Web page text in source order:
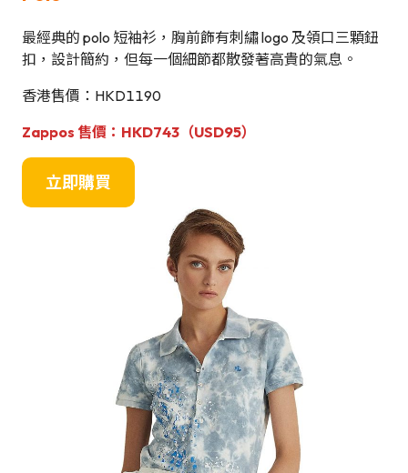
最經典的 polo 短袖衫，胸前飾有刺繡 logo 及領口三顆鈕
扣，設計簡約，但每一個細節都散發著高貴的氣息。
香港售價：HKD1190
Zappos 售價：HKD743（USD95）
立即購買